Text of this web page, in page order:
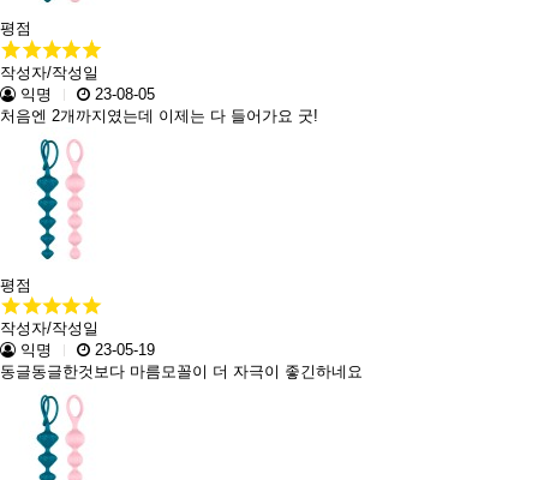
평점
작성자/작성일
익명
23-08-05
처음엔 2개까지였는데 이제는 다 들어가요 굿!
평점
작성자/작성일
익명
23-05-19
동글동글한것보다 마름모꼴이 더 자극이 좋긴하네요